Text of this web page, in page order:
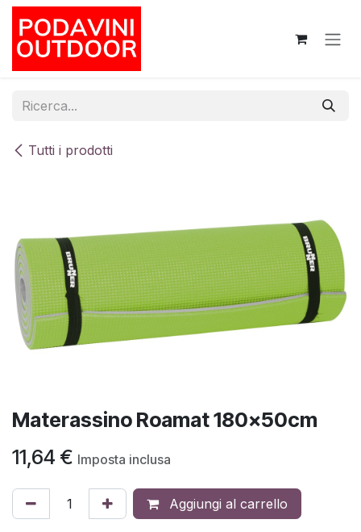
Passa al contenuto
Tutti i prodotti
Materassino Roamat 180x50cm
11,64 € Imposta inclusa
Aggiungi al carrello